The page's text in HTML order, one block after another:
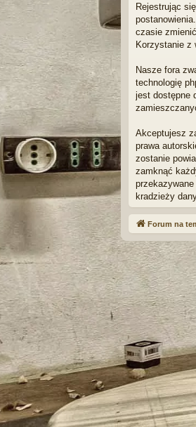
Rejestrując
czasie
Korzystanie z
Nasze fora
technologię
jest dostępne
Akceptujesz
prawa
zostanie
zamknąć
kradzieży
Forum na